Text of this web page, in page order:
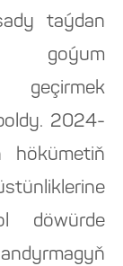
taýdan
goýum
geçirmek
2024-
hökümetiň
döwürde